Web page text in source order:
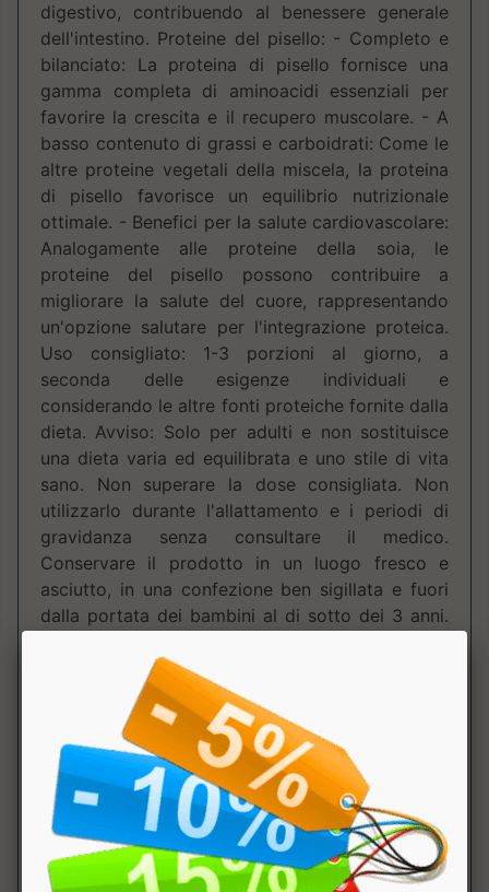
digestivo, contribuendo al benessere generale
dell'intestino. Proteine del pisello: - Completo e
bilanciato: La proteina di pisello fornisce una
gamma completa di aminoacidi essenziali per
favorire la crescita e il recupero muscolare. - A
basso contenuto di grassi e carboidrati: Come le
altre proteine vegetali della miscela, la proteina
di pisello favorisce un equilibrio nutrizionale
ottimale. - Benefici per la salute cardiovascolare:
Analogamente alle proteine della soia, le
proteine del pisello possono contribuire a
migliorare la salute del cuore, rappresentando
un'opzione salutare per l'integrazione proteica.
Uso consigliato: 1-3 porzioni al giorno, a
seconda delle esigenze individuali e
considerando le altre fonti proteiche fornite dalla
dieta. Avviso: Solo per adulti e non sostituisce
una dieta varia ed equilibrata e uno stile di vita
sano. Non superare la dose consigliata. Non
utilizzarlo durante l'allattamento e i periodi di
gravidanza senza consultare il medico.
Conservare il prodotto in un luogo fresco e
asciutto, in una confezione ben sigillata e fuori
dalla portata dei bambini al di sotto dei 3 anni.
Tabella Nutrizionale
Componente
100
Gr.
dose
(30g)
NRV
Kcal 118kcal